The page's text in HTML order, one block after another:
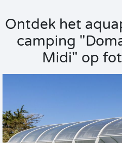
Ontdek het
camping
Midi" op